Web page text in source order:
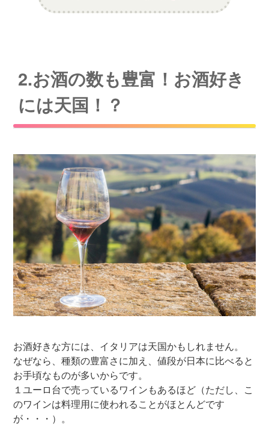
2.お酒の数も豊富！お酒好き
には天国！？
お酒好きな方には、イタリアは天国かもしれません。
なぜなら、種類の豊富さに加え、値段が日本に比べると
お手頃なものが多いからです。
１ユーロ台で売っているワインもあるほど（ただし、こ
のワインは料理用に使われることがほとんどです
が・・・）。